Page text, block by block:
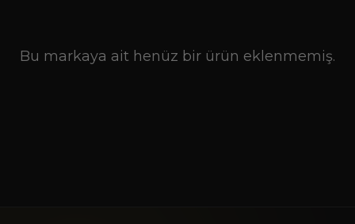
Bu markaya ait henüz bir ürün eklenmemiş.